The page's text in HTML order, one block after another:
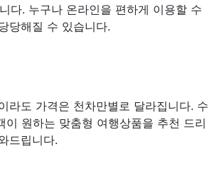
다. 누구나 온라인을 편하게 이용할 수
당해질 수 있습니다.
라도 가격은 천차만별로 달라집니다. 수
이 원하는 맞춤형 여행상품을 추천 드리
드립니다.